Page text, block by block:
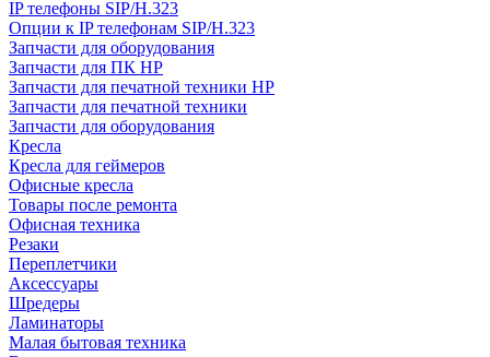
IP телефоны SIP/H.323
Опции к IP телефонам SIP/H.323
Запчасти для оборудования
Запчасти для ПК HP
Запчасти для печатной техники HP
Запчасти для печатной техники
Запчасти для оборудования
Кресла
Кресла для геймеров
Офисные кресла
Товары после ремонта
Офисная техника
Резаки
Переплетчики
Аксессуары
Шредеры
Ламинаторы
Малая бытовая техника